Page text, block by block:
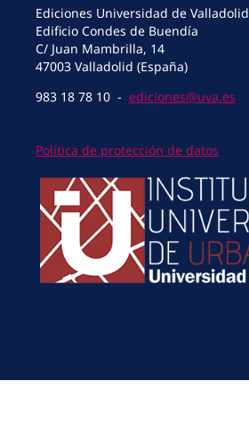
Ediciones Universidad de Valladolid
Edificio Condes de Buendía
C/ Juan Mambrilla, 14
47003 Valladolid (España)
983 18 78 10 - ediciones@uva.es
Política de protección de datos